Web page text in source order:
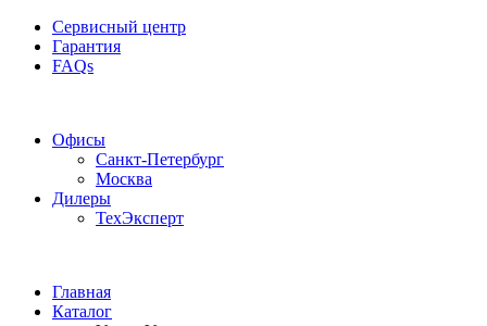
Сервисный центр
Гарантия
FAQs
Офисы
Санкт-Петербург
Москва
Дилеры
ТехЭксперт
Главная
Каталог